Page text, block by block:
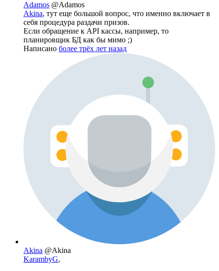
Adamos @Adamos
Akina, тут еще большой вопрос, что именно включает в
себя процедура раздачи призов.
Если обращение к API кассы, например, то
планировщик БД как бы мимо ;)
Написано более трёх лет назад
Akina @Akina
KarambyG,